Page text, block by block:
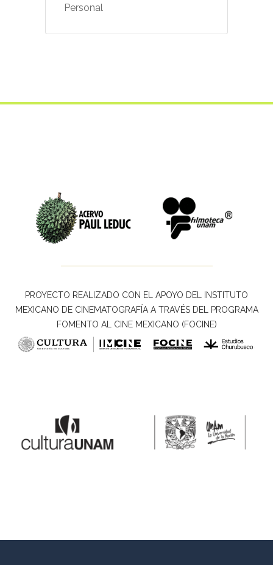
Personal
PROYECTO REALIZADO CON EL APOYO DEL INSTITUTO
MEXICANO DE CINEMATOGRAFÍA A TRAVÉS DEL PROGRAMA
FOMENTO AL CINE MEXICANO (FOCINE)